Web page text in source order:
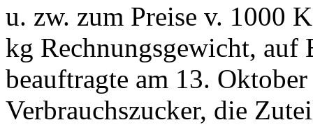
u. zw. zum Preise v. 1000
kg Rechnungsgewicht, auf
beauftragte am 13.
Verbrauchszucker, die